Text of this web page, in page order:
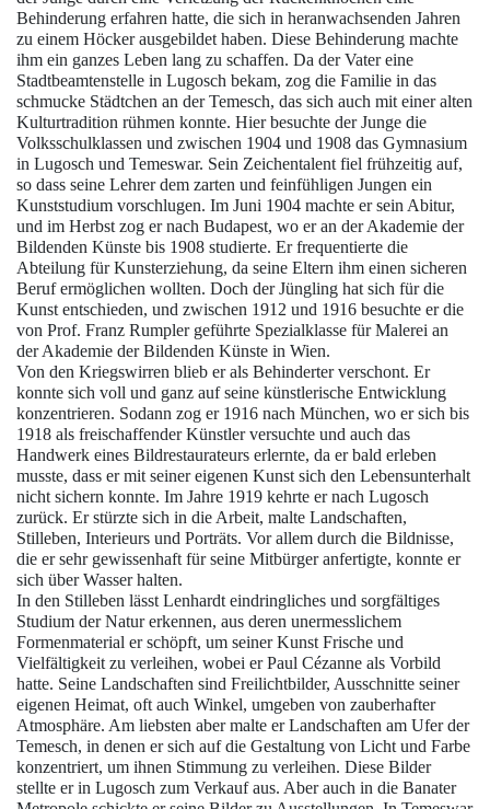
Behinderung erfahren hatte, die sich in heranwachsenden Jahren
zu einem Höcker ausgebildet haben. Diese Behinderung machte
ihm ein ganzes Leben lang zu schaffen. Da der Vater eine
Stadtbeamtenstelle in Lugosch bekam, zog die Familie in das
schmucke Städtchen an der Temesch, das sich auch mit einer alten
Kulturtradition rühmen konnte. Hier besuchte der Junge die
Volksschulklassen und zwischen 1904 und 1908 das Gymnasium
in Lugosch und Temeswar. Sein Zeichentalent fiel frühzeitig auf,
so dass seine Lehrer dem zarten und feinfühligen Jungen ein
Kunststudium vorschlugen. Im Juni 1904 machte er sein Abitur,
und im Herbst zog er nach Budapest, wo er an der Akademie der
Bildenden Künste bis 1908 studierte. Er frequentierte die
Abteilung für Kunsterziehung, da seine Eltern ihm einen sicheren
Beruf ermöglichen wollten. Doch der Jüngling hat sich für die
Kunst entschieden, und zwischen 1912 und 1916 besuchte er die
von Prof. Franz Rumpler geführte Spezialklasse für Malerei an
der Akademie der Bildenden Künste in Wien.
Von den Kriegswirren blieb er als Behinderter verschont. Er
konnte sich voll und ganz auf seine künstlerische Entwicklung
konzentrieren. Sodann zog er 1916 nach München, wo er sich bis
1918 als freischaffender Künstler versuchte und auch das
Handwerk eines Bildrestaurateurs erlernte, da er bald erleben
musste, dass er mit seiner eigenen Kunst sich den Lebensunterhalt
nicht sichern konnte. Im Jahre 1919 kehrte er nach Lugosch
zurück. Er stürzte sich in die Arbeit, malte Landschaften,
Stilleben, Interieurs und Porträts. Vor allem durch die Bildnisse,
die er sehr gewissenhaft für seine Mitbürger anfertigte, konnte er
sich über Wasser halten.
In den Stilleben lässt Lenhardt eindringliches und sorgfältiges
Studium der Natur erkennen, aus deren unermesslichem
Formenmaterial er schöpft, um seiner Kunst Frische und
Vielfältigkeit zu verleihen, wobei er Paul Cézanne als Vorbild
hatte. Seine Landschaften sind Freilichtbilder, Ausschnitte seiner
eigenen Heimat, oft auch Winkel, umgeben von zauberhafter
Atmosphäre. Am liebsten aber malte er Landschaften am Ufer der
Temesch, in denen er sich auf die Gestaltung von Licht und Farbe
konzentriert, um ihnen Stimmung zu verleihen. Diese Bilder
stellte er in Lugosch zum Verkauf aus. Aber auch in die Banater